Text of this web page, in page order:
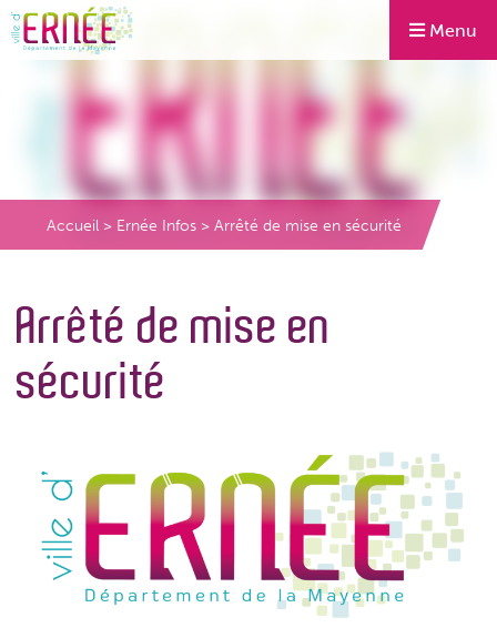
Menu
Accueil > Ernée Infos > Arrêté de mise en sécurité
Arrêté de mise en
sécurité